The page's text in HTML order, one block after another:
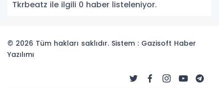
Tkrbeatz ile ilgili 0 haber listeleniyor.
© 2026 Tüm hakları saklıdır. Sistem : Gazisoft Haber
Yazılımı